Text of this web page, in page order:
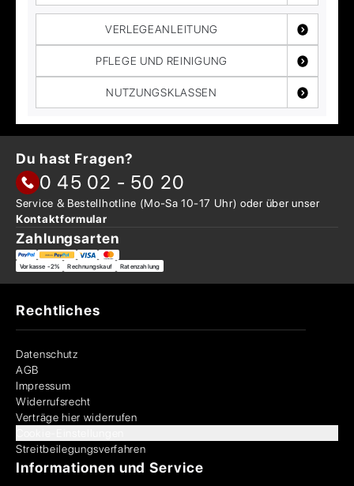
VERLEGEANLEITUNG
PFLEGE UND REINIGUNG
NUTZUNGSKLASSEN
Du hast Fragen?
0 45 02 - 50 20
Service & Bestellhotline (Mo-Sa 10-17 Uhr) oder überunser
Kontaktformular
Zahlungsarten
Vorkasse -2% Rechnungskauf Ratenzahlung
Rechtliches
Datenschutz
AGB
Impressum
Widerrufsrecht
Verträge hier widerrufen
Streitbeilegungsverfahren
Informationen und Service